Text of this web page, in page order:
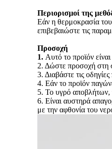
Περιορισμοί της
Εάν η θερμοκρασία
επιβεβαιώστε τις
Προσοχή
1. Αυτό το προϊόν
2. Δώστε προσοχή στη
3. Διαβάστε τις
4. Εάν το προϊόν
5. Το υγρό αποβλήτων,
6. Είναι αυστηρά
με την αφθονία του